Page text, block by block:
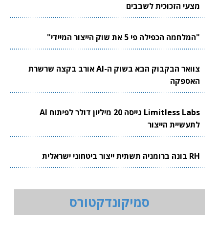
מצעי הזכוכית לשבבים
"המלחמה הכפילה פי 5 את שוק הייצור המיידי"
צוואר הבקבוק הבא בשוק ה-AI אורב בקצה שרשרת
האספקה
Limitless Labs גייסה 20 מיליון דולר לפיתוח AI
לתעשיית הייצור
RH בונה ברומניה תשתית ייצור ביטחוני ישראלית
סמיקונדקטורס